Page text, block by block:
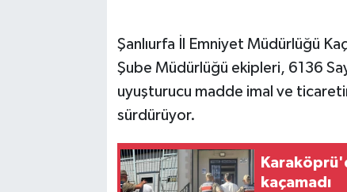
Şanlıurfa İl Emniyet Müdürlüğü
Şube Müdürlüğü ekipleri, 6136
uyuşturucu madde imal ve
sürdürüyor.
kaçamadı